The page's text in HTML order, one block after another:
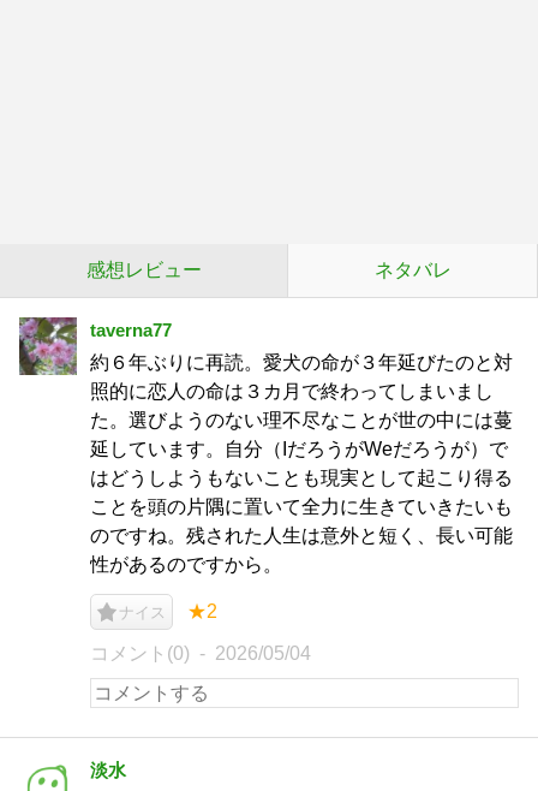
感想レビュー ネタバレ
taverna77
約６年ぶりに再読。愛犬の命が３年延びたのと対
照的に恋人の命は３カ月で終わってしまいまし
た。選びようのない理不尽なことが世の中には蔓
延しています。自分（IだろうがWeだろうが）で
はどうしようもないことも現実として起こり得る
ことを頭の片隅に置いて全力に生きていきたいも
のですね。残された人生は意外と短く、長い可能
性があるのですから。
ナイス ★2
コメント(0) 2026/05/04
淡水